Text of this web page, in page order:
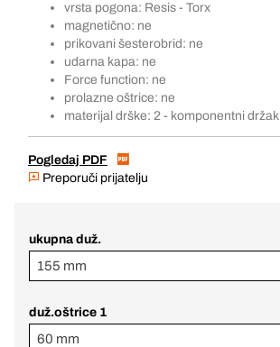
vrsta pogona: Resis - Torx
magnetično: ne
prikovani šesterobrid: ne
udarna kapa: ne
Force function: ne
prolazne oštrice: ne
materijal drške: 2 - komponentni držak
Pogledaj PDF
Preporuči prijatelju
ukupna duž.
155 mm
duž.oštrice 1
60 mm